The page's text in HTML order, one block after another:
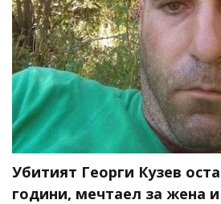
Убитият Георги Кузев
години, мечтаел за жена